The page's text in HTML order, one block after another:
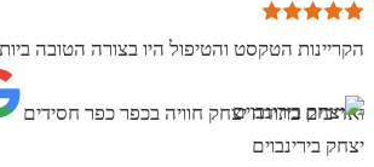
הקריינות הטקסט והטיפול היו בצורה הטובה
ואדיבים בתודה יצחק חוויה בכפר כפר חסידים
יצחק בירינבוים